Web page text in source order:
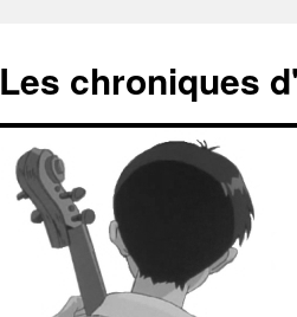
Les chroniques